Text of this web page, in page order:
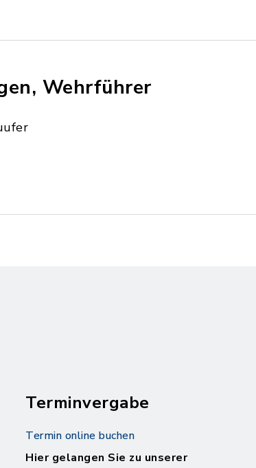
Wehrführer
Terminvergabe
Termin online buchen
Hier gelangen Sie zu unserer